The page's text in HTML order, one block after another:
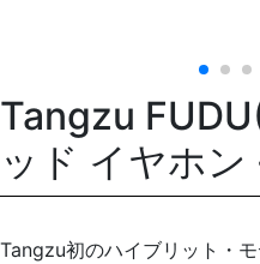
Tangzu
ッド イヤホン
Tangzu初のハイブリット・